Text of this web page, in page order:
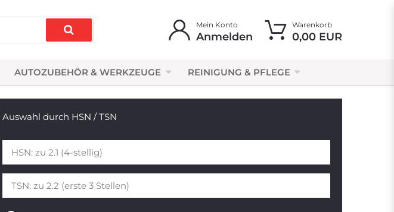
Mein Konto
Anmelden
Warenkorb
0,00 EUR
AUTOZUBEHÖR & WERKZEUGE REINIGUNG & PFLEGE
Auswahl durch HSN / TSN